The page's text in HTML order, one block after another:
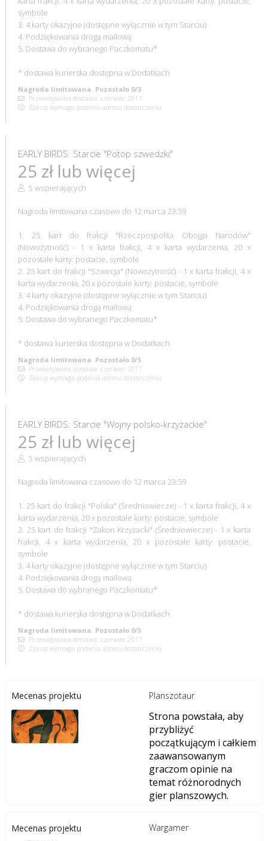
symbole
3. 4 karty okazyjne (dostępne wyłącznie w tym Starciu)
4. Podziękowania drogą mailową
5. Dostawa do wybranego Paczkomatu*
* dostawa kurierska dostępna w Dodatkach
Nagroda limitowana. Pozostało 0/3
Przewidywana dostawa: czerwiec 2017
Zakup wymaga podania adresu dostarczenia
EARLY BIRDS: Starcie "Potop szwedzki"
25 zł lub więcej
5 wspierających
Nagroda limitowana czasowo do 12 marca 23:59
1. 25 kart do frakcji "Rzeczpospolita Obojga Narodów"
(Nowożytność) - 1 x karta frakcji, 4 x karta wydarzenia, 20 x
pozostałe karty: postacie, symbole
2. 25 kart do frakcji "Szwecja" (Nowożytność) - 1 x karta frakcji, 4 x
karta wydarzenia, 20 x pozostałe karty: postacie, symbole
3. 4 karty okazyjne (dostępne wyłącznie w tym Starciu)
4. Podziękowania drogą mailową
5. Dostawa do wybranego Paczkomatu*
* dostawa kurierska dostępna w Dodatkach
Nagroda limitowana. Pozostało 0/5
Przewidywana dostawa: czerwiec 2017
Zakup wymaga podania adresu dostarczenia
EARLY BIRDS: Starcie "Wojny polsko-krzyżackie"
25 zł lub więcej
5 wspierających
Nagroda limitowana czasowo do 12 marca 23:59
1. 25 kart do frakcji "Polska" (Średniowiecze) - 1 x karta frakcji, 4 x
karta wydarzenia, 20 x pozostałe karty: postacie, symbole
2. 25 kart do frakcji "Zakon Krzyżacki" (Średniowiecze) - 1 x karta
frakcji, 4 x karta wydarzenia, 20 x pozostałe karty: postacie,
symbole
3. 4 karty okazyjne (dostępne wyłącznie w tym Starciu)
4. Podziękowania drogą mailową
5. Dostawa do wybranego Paczkomatu*
* dostawa kurierska dostępna w Dodatkach
Nagroda limitowana. Pozostało 0/5
Przewidywana dostawa: czerwiec 2017
Zakup wymaga podania adresu dostarczenia
Mecenas projektu Planszotaur
Strona powstała, aby
przybliżyć
początkującym i całkiem
zaawansowanym
graczom opinie na
temat różnorodnych
gier planszowych.
Mecenas projektu Wargamer